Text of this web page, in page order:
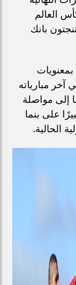
العالم
بانك
آخر مبارياته
إلى مواصلة
على بنما